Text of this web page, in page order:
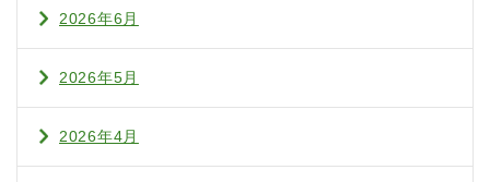
2026年6月
2026年5月
2026年4月